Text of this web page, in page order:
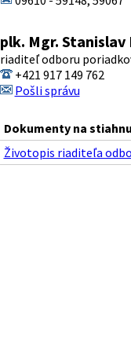
plk. Mgr.
riaditeľ odboru
+421 917 149 762
Pošli správu
Dokumenty na
Životopis riaditeľa